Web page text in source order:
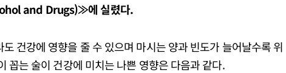
and Drugs)≫에 실렸다.
건강에 영향을 줄 수 있으며 마시는 양과 빈도가 늘어날수록 위
꼽는 술이 건강에 미치는 나쁜 영향은 다음과 같다.